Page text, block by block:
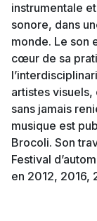
instrumentale
sonore, dans
monde. Le son
cœur de sa
artistes
sans jamais
musique est
Brocoli. Son
Festival
en 2012, 2016,